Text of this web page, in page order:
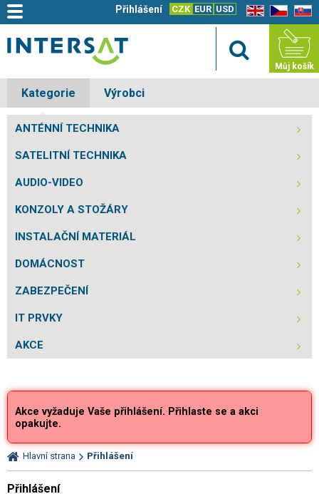
EN CZ SK
CZK EUR USD
Přihlášení
Můj košík
Kategorie Výrobci
ANTÉNNÍ TECHNIKA
SATELITNÍ TECHNIKA
AUDIO-VIDEO
KONZOLY A STOŽÁRY
INSTALAČNÍ MATERIÁL
DOMÁCNOST
ZABEZPEČENÍ
IT PRVKY
AKCE
Akce vyžaduje Vaše přihlášení. Přihlaste se a akci
opakujte.
Hlavní strana Přihlášení
Přihlášení